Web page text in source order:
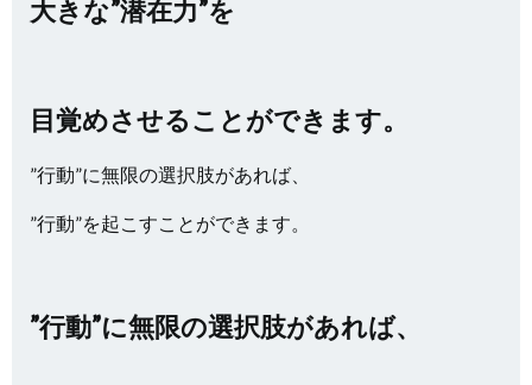
大きな”潜在力”を
目覚めさせることができます。
”行動”に無限の選択肢があれば、
”行動”を起こすことができます。
”行動”に無限の選択肢があれば、